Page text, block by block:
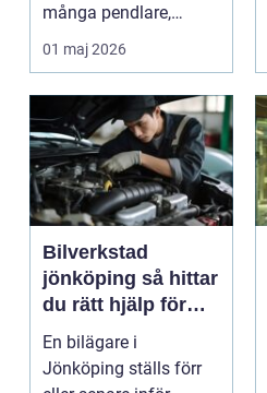
många pendlare,
studenter och
företagare. En...
01 maj 2026
Bilverkstad
jönköping så hittar
du rätt hjälp för
bilen
En bilägare i
Jönköping ställs förr